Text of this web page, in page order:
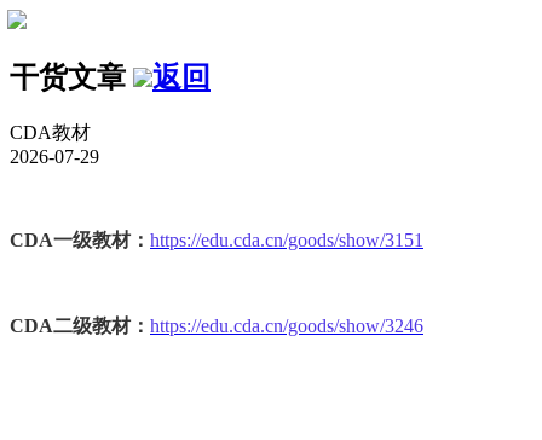
干货文章 返回
CDA教材
2026-07-29
CDA一级教材： https://edu.cda.cn/goods/show/3151
CDA二级教材： https://edu.cda.cn/goods/show/3246